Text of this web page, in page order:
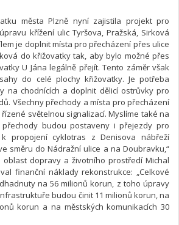
města Plzně nyní zajistila projekt pro
křížení ulic Tyršova, Pražská, Sirková
je doplnit místa pro přecházení přes ulice
do křižovatky tak, aby bylo možné přes
U Jána legálně přejít. Tento záměr však
do celé plochy křižovatky. Je potřeba
na chodnících a doplnit dělicí ostrůvky pro
Všechny přechody a místa pro přecházení
světelnou signalizací. Myslíme také na
budou postaveny i přejezdy pro
propojení cyklotras z Denisova nábřeží
směru do Nádražní ulice a na Doubravku,“
oblast dopravy a životního prostředí Michal
finanční náklady rekonstrukce: „Celkové
na 56 milionů korun, z toho úpravy
budou činit 11 milionů korun, na
korun a na městských komunikacích 30